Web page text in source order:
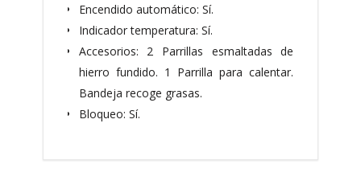
Encendido automático: Sí.
Indicador temperatura: Sí.
Accesorios: 2 Parrillas esmaltadas de
hierro fundido. 1 Parrilla para calentar.
Bandeja recoge grasas.
Bloqueo: Sí.